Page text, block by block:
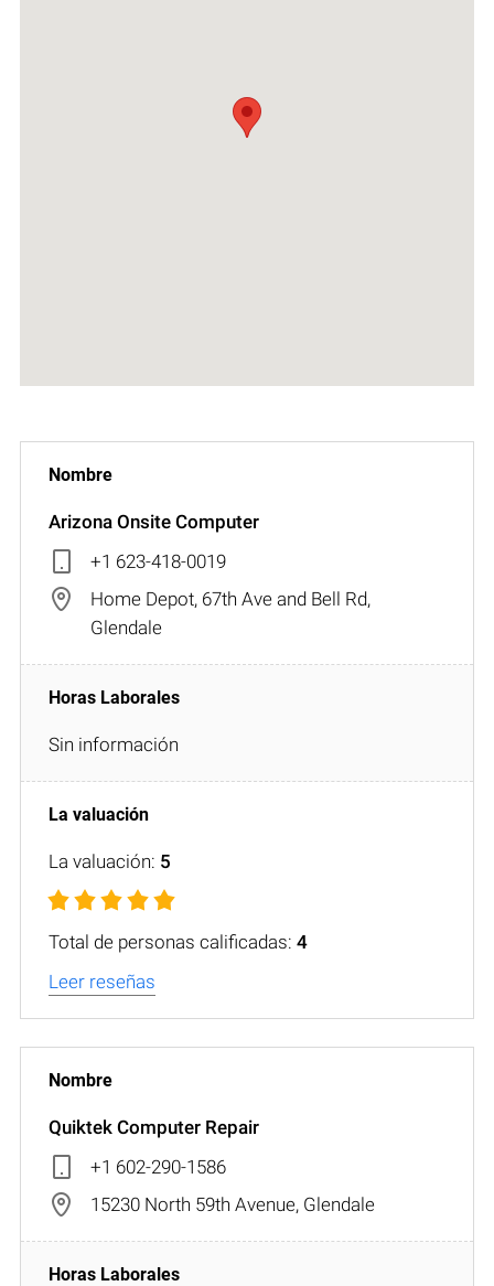
Arizona Onsite Computer
+1 623-418-0019
Home Depot, 67th Ave and Bell Rd,
Glendale
Sin información
La valuación: 5
Total de personas calificadas: 4
Leer reseñas
Quiktek Computer Repair
+1 602-290-1586
15230 North 59th Avenue, Glendale